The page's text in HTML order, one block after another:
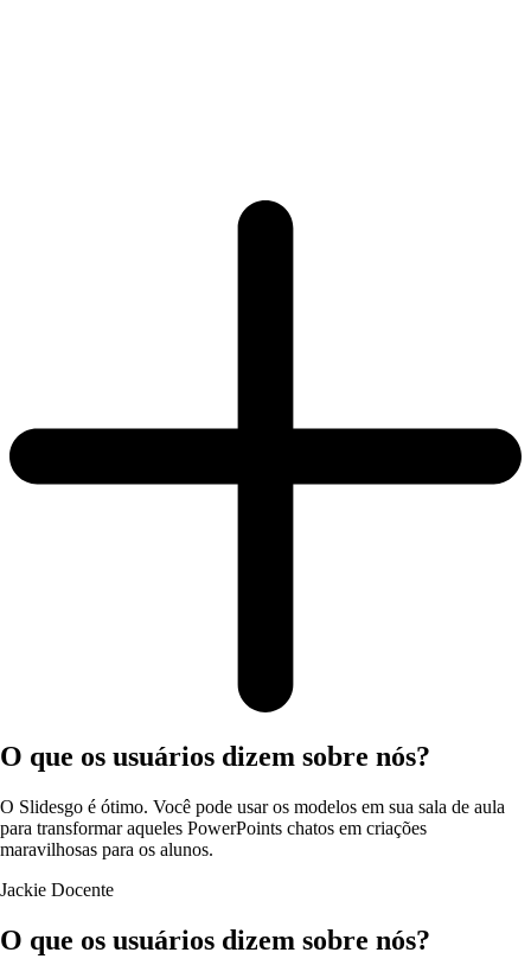
O que os usuários dizem sobre nós?
O Slidesgo é ótimo. Você pode usar os modelos em sua sala de aula
para transformar aqueles PowerPoints chatos em criações
maravilhosas para os alunos.
Jackie Docente
O que os usuários dizem sobre nós?